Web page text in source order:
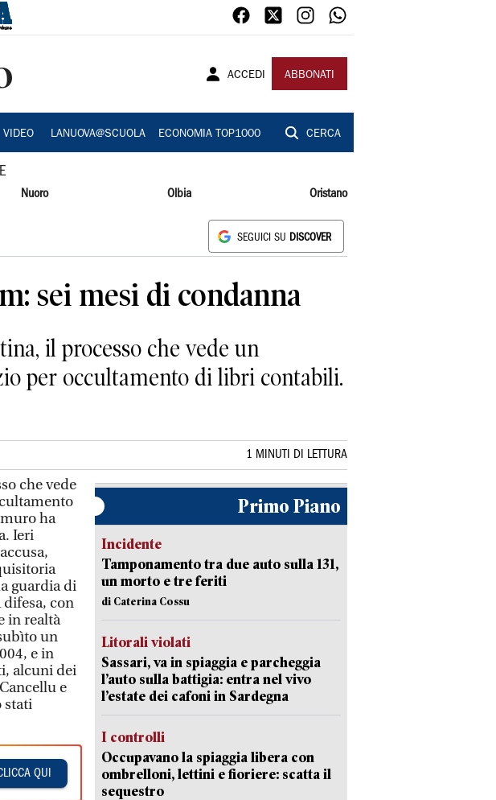
ACCEDI ABBONATI
VIDEO LANUOVA@SCUOLA ECONOMIA TOP1000 CERCA
Nuoro Olbia Oristano
SEGUICI SU DISCOVER
sei mesi di condanna
il processo che vede un
per occultamento di libri contabili.
1 MINUTI DI LETTURA
che vede
ha
Ieri
guardia di
difesa, con
in realtà
un
e in
alcuni dei
e
stati
QUI
Primo Piano
Incidente
Tamponamento tra due auto sulla 131,
un morto e tre feriti
di Caterina Cossu
Litorali violati
Sassari, va in spiaggia e parcheggia
l’auto sulla battigia: entra nel vivo
l’estate dei cafoni in Sardegna
I controlli
Occupavano la spiaggia libera con
ombrelloni, lettini e fioriere: scatta il
sequestro